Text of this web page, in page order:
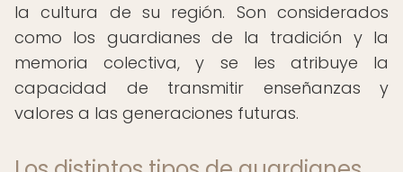
la cultura de su región. Son considerados
como los guardianes de la tradición y la
memoria colectiva, y se les atribuye la
capacidad de transmitir enseñanzas y
valores a las generaciones futuras.